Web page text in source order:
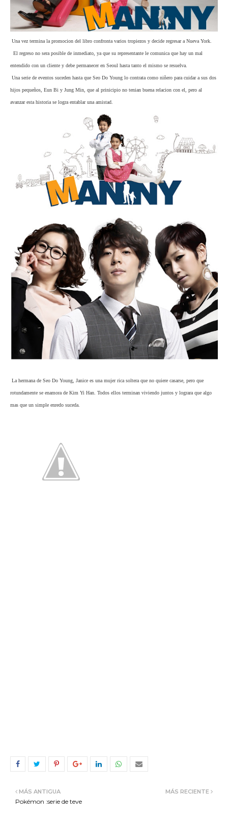
Una vez termina la promocion del libro confronta varios tropiezos y decide regresar a Nueva York.
El regreso no sera posible de inmediato, ya que su representante le comunica que hay un mal
entendido con un cliente y debe permanecer en Seoul hasta tanto el mismo se resuelva.
Una serie de eventos suceden hasta que Seo Do Young lo contrata como niñero para cuidar a sus dos
hijos pequeños, Eun Bi y Jung Min, que al prinicipio no tenian buena relacion con el, pero al
avanzar esta historia se logra entablar una amistad.
La hermana de Seo Do Young, Janice es una mujer rica soltera que no quiere casarse, pero que
rotundamente se enamora de Kim Yi Han. Todos ellos terminan viviendo juntos y lograra que algo
mas que un simple enredo suceda.
MÁS RECIENTE
MÁS ANTIGUA
Pokémon :serie de teve